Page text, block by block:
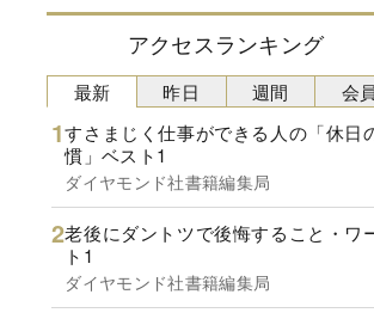
アクセスランキング
最新
すさまじく仕事ができる人の「休日
慣」ベスト1
ダイヤモンド社書籍編集局
老後にダントツで後悔すること・ワ
ト1
ダイヤモンド社書籍編集局
昨日 週間 会員